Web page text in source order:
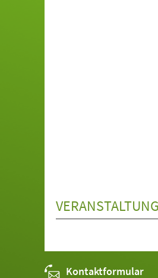
Kontaktformular